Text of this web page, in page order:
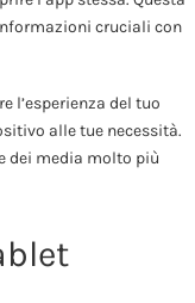
cruciali con
l’esperienza del tuo
alle tue necessità.
dei media molto più